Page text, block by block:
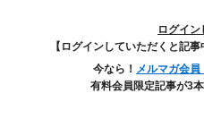
ログイン
【ログインしていただくと記
今なら！ メルマガ会
有料会員限定記事が3